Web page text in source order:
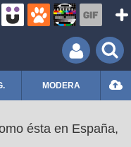
MODERA
ésta en España,